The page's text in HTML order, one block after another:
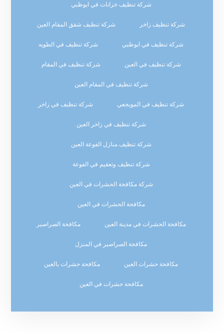
شركة تنظيف خزانات في ابوظبي
شركة تنظيف زاخر شركة تنظيف شقق المقام العين
شركة تنظيف في ابوظبي شركة تنظيف في الطويه
شركة تنظيف في العين شركة تنظيف في المقام
شركة تنظيف في المقام العين
شركة تنظيف في المويجعي شركة تنظيف في زاخر
شركة تنظيف في زاخر العين
شركة تنظيف منازل الفوعة العين
شركة تنظيف وتعقيم في الفوعة
شركة مكافحة الحشرات في العين
مكافحة الحشرات في العين
مكافحة الحشرات في مدينة العين مكافحة الصراصير
مكافحة الصراصير في المنزل
مكافحة حشرات العين مكافحة حشرات بالعين
مكافحة حشرات في العين